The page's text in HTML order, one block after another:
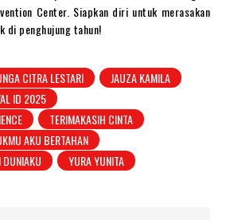
Center. Siapkan diri untuk merasakan
di penghujung tahun!
CITRA LESTARI
JAUZA KAMILA
ID 2025
TERIMAKASIH CINTA
AKU BERTAHAN
YURA YUNITA